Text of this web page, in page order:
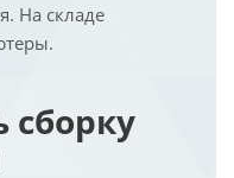
На складе
сборку